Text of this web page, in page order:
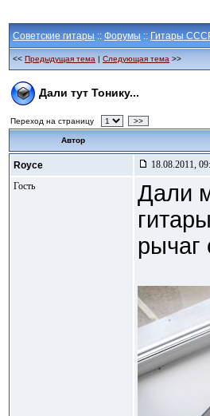
Советские гитары :: Форумы :: Гитары
<< Предыдущая тема | Следующая тема >>
Дали тут Тонику...
Переход на страницу >>
Автор
Royce
18.08.2011,
Гость
Дали
рычаг